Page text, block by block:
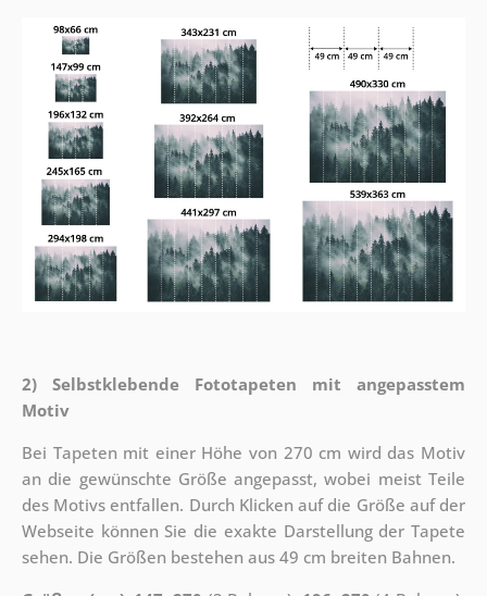
2) Selbstklebende Fototapeten mit angepasstem
Motiv
Bei Tapeten mit einer Höhe von 270 cm wird das Motiv
an die gewünschte Größe angepasst, wobei meist Teile
des Motivs entfallen. Durch Klicken auf die Größe auf der
Webseite können Sie die exakte Darstellung der Tapete
sehen. Die Größen bestehen aus 49 cm breiten Bahnen.